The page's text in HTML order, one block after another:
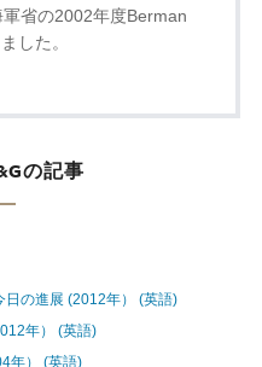
省の2002年度Berman
した。
の記事
の進展 (2012年） (英語)
年） (英語)
年） (英語)